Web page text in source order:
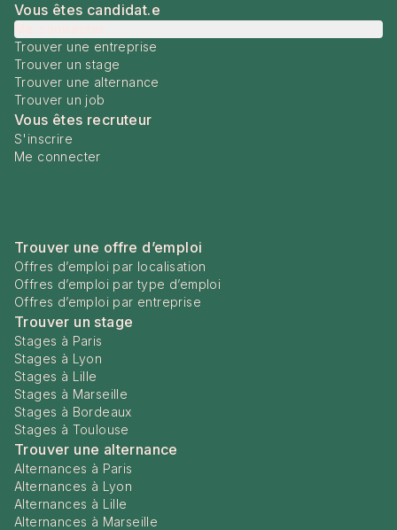
Vous êtes candidat.e
Trouver une entreprise
Trouver un stage
Trouver une alternance
Trouver un job
Vous êtes recruteur
S'inscrire
Me connecter
Trouver une offre d’emploi
Offres d’emploi par localisation
Offres d’emploi par type d’emploi
Offres d’emploi par entreprise
Trouver un stage
Stages à Paris
Stages à Lyon
Stages à Lille
Stages à Marseille
Stages à Bordeaux
Stages à Toulouse
Trouver une alternance
Alternances à Paris
Alternances à Lyon
Alternances à Lille
Alternances à Marseille